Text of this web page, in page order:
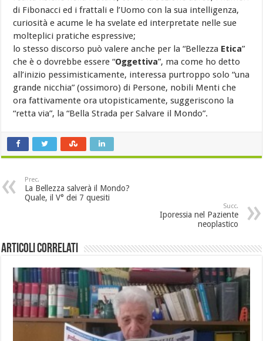
di Fibonacci ed i frattali e l’Uomo con la sua intelligenza,
curiosità e acume le ha svelate ed interpretate nelle sue
molteplici pratiche espressive;
lo stesso discorso può valere anche per la “Bellezza Etica”
che è o dovrebbe essere “Oggettiva”, ma come ho detto
all’inizio pessimisticamente, interessa purtroppo solo “una
grande nicchia” (ossimoro) di Persone, nobili Menti che
ora fattivamente ora utopisticamente, suggeriscono la
“retta via”, la “Bella Strada per Salvare il Mondo”.
Prec.
La Bellezza salverà il Mondo?
Quale, il V° dei 7 quesiti
Succ.
Iporessia nel Paziente
neoplastico
Articoli Correlati